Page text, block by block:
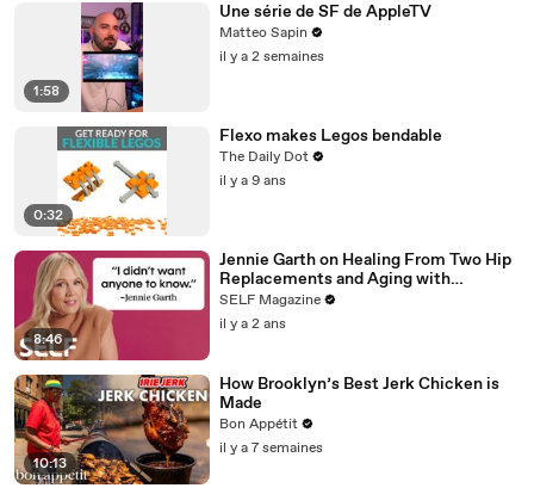
1:58
Une série de SF de AppleTV
Matteo Sapin
il y a 2 semaines
0:32
Flexo makes Legos bendable
The Daily Dot
il y a 9 ans
8:46
Jennie Garth on Healing From Two Hip
Replacements and Aging with
Confidence
SELF Magazine
il y a 2 ans
10:13
How Brooklyn’s Best Jerk Chicken is
Made
Bon Appétit
il y a 7 semaines